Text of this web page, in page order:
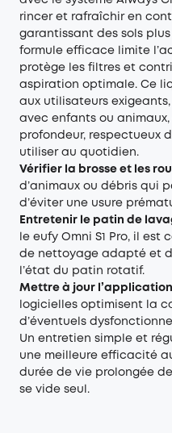
rincer et rafraîchir en
garantissant des sols
formule efficace limite
protège les filtres et
aspiration optimale. Ce
aux utilisateurs
avec enfants ou
profondeur, respectueux
utiliser au quotidien.
Vérifier la brosse et les
d’animaux ou débris qui
d’éviter une usure
Entretenir le patin de
le eufy Omni S1 Pro, il est
de nettoyage adapté et
l’état du patin rotatif.
Mettre à jour
logicielles optimisent la
d’éventuels
Un entretien simple et
une meilleure efficacité
durée de vie prolongée
se vide seul.